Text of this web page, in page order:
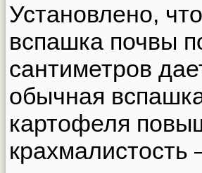
Установлено,
вспашка почвы
сантиметров
обычная
картофеля